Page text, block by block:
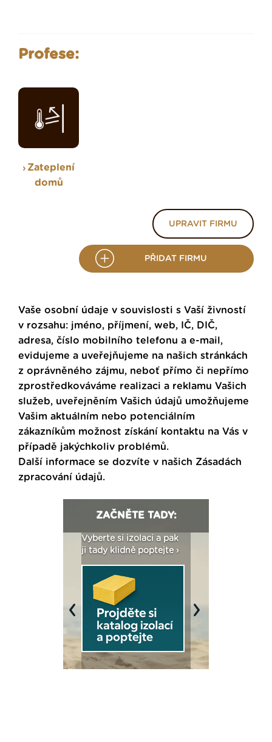
Profese:
Zateplení
domů
UPRAVIT FIRMU
PŘIDAT FIRMU
Vaše osobní údaje v souvislosti s Vaší živností
v rozsahu: jméno, příjmení, web, IČ, DIČ,
adresa, číslo mobilního telefonu a e-mail,
evidujeme a uveřejňujeme na našich stránkách
z oprávněného zájmu, neboť přímo či nepřímo
zprostředkováváme realizaci a reklamu Vašich
služeb, uveřejněním Vašich údajů umožňujeme
Vašim aktuálním nebo potenciálním
zákazníkům možnost získání kontaktu na Vás v
případě jakýchkoliv problémů.
Další informace se dozvíte v našich Zásadách
zpracování údajů.
ZAČNĚTE TADY:
Vyberte si izolaci a pak
ji tady klidně poptejte ›
Previous Next